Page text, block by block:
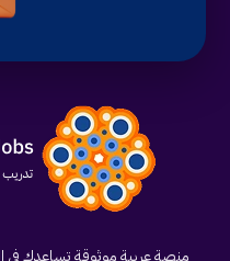
منصة عربية موثوقة تساعدك في